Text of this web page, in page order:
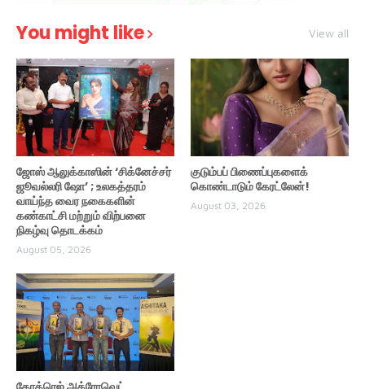
You might like View all
ஜோஸ் ஆலுக்காஸின் ‘சிக்னேச்சர்
ஜூவல்லரி ஷோ’ ; உலகத்தரம்
வாய்ந்த வைர நகைகளின்
கண்காட்சி மற்றும் விற்பனை
நிகழ்வு தொடக்கம்
August 05, 2026
குடும்பப் பிணைப்புகளைக்
கொண்டாடும் கேரட்லேன்!
August 03, 2026